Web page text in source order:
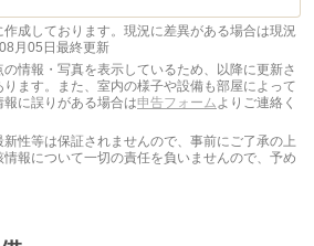
成しております。現況に差異がある場合は現況
月05日最終更新
情報・写真を表示しているため、以降に更新さ
ます。また、室内の様子や設備も部屋によって
に誤りがある場合は申告フォーム よりご連絡く
性等は保証されませんので、事前にご了承の上
報について一切の責任を負いませんので、予め